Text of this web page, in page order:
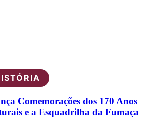
Comemorações dos 170 Anos
e a Esquadrilha da Fumaça